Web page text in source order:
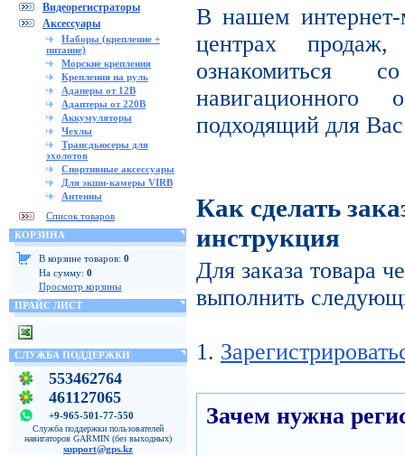
Видеорегистраторы
Аксессуары
Наборы (крепление +
питание)
Морские крепления
Крепления на руль
Адаперы от 12В
Адаптеры от 220В
Аккумуляторы
Чехлы
Трансдьюсеры для
эхолотов
Спортивные аксессуары
Для экшн-камеры VIRB
Антенны
Список товаров
КОРЗИНА
В корзине товаров: 0
На сумму: 0
Просмотр корзины
ПРАЙС ЛИСТ
СЛУЖБА ПОДДЕРЖКИ
553462764
461127065
+9-965-501-77-550
Служба поддержки пользователей
навигаторов GARMIN (без выходных)
support@gps.kz
В нашем
центрах
ознакомиться
навигационного
подходящий для
Как сделать
инструкция
Для заказа товара
выполнить
1.
Зачем нужна